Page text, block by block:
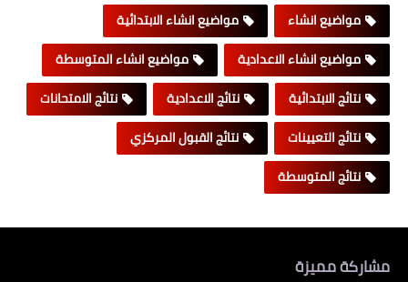
مواضيع انشاء
مواضيع انشاء الابتدائية
مواضيع انشاء الاعدادية
مواضيع انشاء المتوسطة
نتائج الابتدائية
نتائج الاعدادية
نتائج الامتحانات
نتائج التعيينات
نتائج القبول المركزي
نتائج المتوسطة
مشاركة مميزة